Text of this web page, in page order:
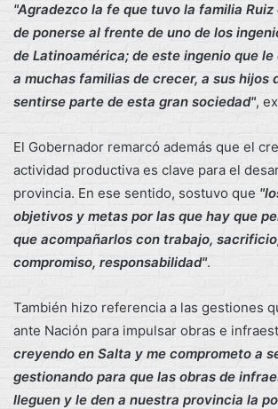
"Agradezco la fe que tuvo la familia Ruiz
de ponerse al frente de uno de los
de Latinoamérica; de este ingenio que
a muchas familias de crecer, a sus hijos
sentirse parte de esta gran sociedad",
El Gobernador remarcó además que el
actividad productiva es clave para el
provincia. En ese sentido, sostuvo que
objetivos y metas por las que hay que
que acompañarlos con trabajo,
compromiso, responsabilidad".
También hizo referencia a las gestiones
ante Nación para impulsar obras e
creyendo en Salta y me comprometo a
gestionando para que las obras de
lleguen y le den a nuestra provincia la